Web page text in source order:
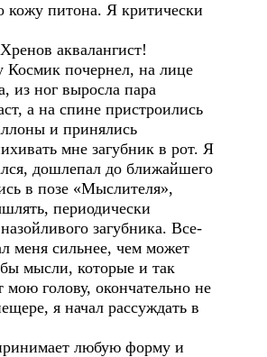
питона. Я критически
аквалангист!
Космик почернел, на лице
из ног выросла пара
а на спине пристроились
и принялись
мне загубник в рот. Я
дошлепал до ближайшего
в позе «Мыслителя»,
периодически
загубника. Все-
меня сильнее, чем может
мысли, которые и так
голову, окончательно не
я начал рассуждать в
любую форму и